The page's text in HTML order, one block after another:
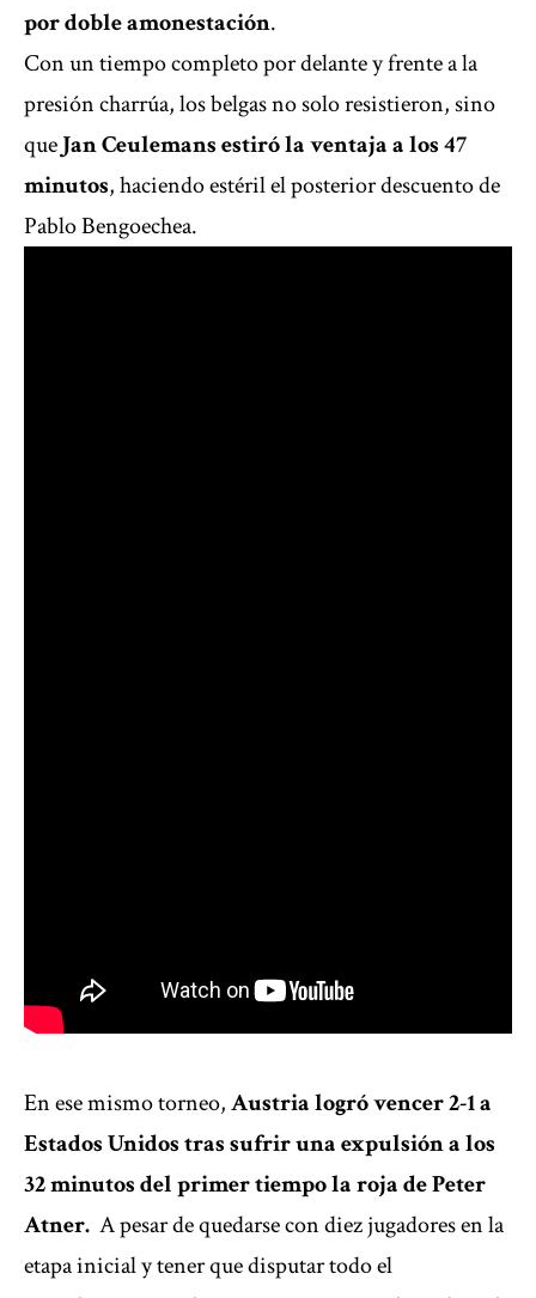
por doble amonestación.
Con un tiempo completo por delante y frente a la
presión charrúa, los belgas no solo resistieron, sino
queJan Ceulemans estiró la ventaja a los 47
minutos, haciendo estéril el posterior descuento de
Pablo Bengoechea.
En ese mismo torneo,Austria logró vencer 2-1 a
Estados Unidos tras sufrir una expulsión a los
32 minutos del primer tiempo la roja de Peter
Atner. A pesar de quedarse con diez jugadores en la
etapa inicial y tener que disputar todo el